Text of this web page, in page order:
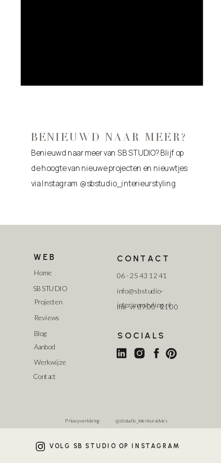
BENIEUWD NAAR MEER?
Benieuwd naar meer van SB STUDIO? Blijf op
de hoogte van nieuwe projecten en nieuwtjes
via Instagram @sbstudio_interieurstyling
VOLG SB STUDIO OP INSTAGRAM
Contact
CONTACT
SB STUDIO
Projecten
@sbstudio_interieuradvies
info@sbstudio-
interieurstyling.nl
Aanbod
Werkwijze
Reviews
Privacy verklaring
Home
WEB
SOCIALS
Blog
06 - 25 43 12 41
ma - vr 09:00 - 21:00